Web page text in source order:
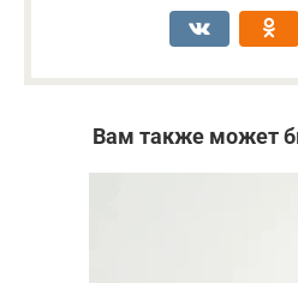
Вам также может